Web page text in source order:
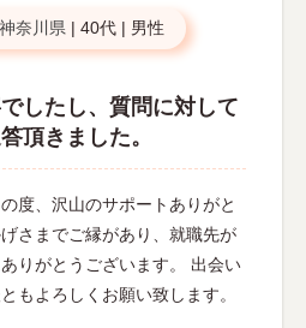
神奈川県 | 40代 | 男性
したし、質問に対して
頂きました。
度、沢山のサポートありがと
さまでご縁があり、就職先が
りがとうございます。 出会い
もよろしくお願い致します。